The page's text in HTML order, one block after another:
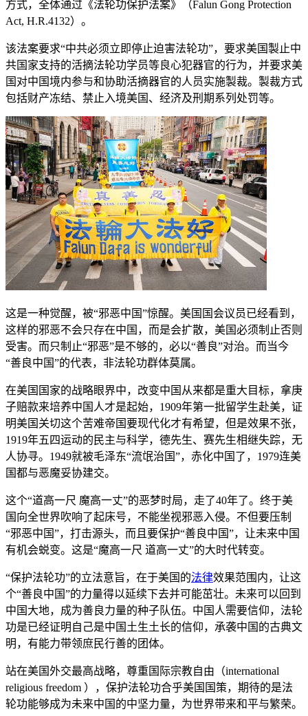
方式，全体通过《法轮功保护法案》（Falun Gong Protection
Act, H.R.4132）。
该法案要求“中共必须立即停止迫害法轮功”，要求美国製止中
共国家支持的活摘法轮功学员等良心犯器官的行为，并要求美
国对中国境内参与和协助活摘器官的人员实施製裁。製裁方式
包括财产冻结、禁止入境美国、经济及刑期系列处罚等。
这是一种觉醒，被“邪恶中国”惊醒。美国国会议员已经看到，
这样的邪恶不会只存在中国，而是会扩散，美国必须制止否则
受害。而只制止“邪恶”是不够的，必以“善良”对治。而当今
“善良中国”的代表，非法轮功群体莫属。
在美国国家的战略眼界中，改变中国从来都是重大目标，拿庚
子赔款来培养中国人才是起始，1909年第一批留学生赴美，证
明美国关切这个苦难帝国要现代化才有希望，但是效果不张，
1919年五四运动的民主与科学，德先生、赛先生相继失踪，无
人协寻。1949就被毛泽东“流氓治国”，赤化中国了，1979连美
国都与恶魔妥协建交。
这个“道高一尺 魔高一丈”的恶梦时局，走了40年了。终于美
国向全世界吹响了起床号，不能坐视邪恶入侵。不但要压制
“邪恶中国”，打击源头，而且要保护“善良中国”，让未来中国
有机会蜕变。这是“魔高一尺 道高一丈”的大时代转变。
“保护法轮功”的立法意旨，在于美国的法律效果范围内，让这
个“善良中国”的力量得以延续下去并可能茁壮。未来可以回到
中国大地，成为善良力量的种子队伍。中国人需要信仰，法轮
功是已经证明自己是中国土生土长的信仰，承袭中国的古典文
明，有能力带领庶民行善的团体。
站在美国外交最高战略，尊重国际宗教自由（international
religious freedom ），保护法轮功合乎美国国策，期待的是法
轮功能够成为未来中国的中坚力量，为世界带来和平与繁荣。